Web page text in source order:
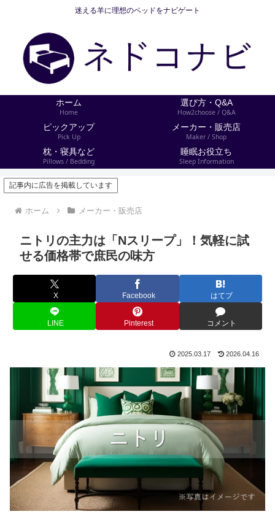
迷える羊に理想のベッドをナビゲート
ホーム
Home
選び方・Q&A
How2choose / Q&A
ピックアップ
Pick Up
メーカー・販売店
Maker / Shop
枕・寝具など
Pillows / Bedding
睡眠お役立ち
Sleep Information
記事内に広告を掲載しています
ホーム メーカー・販売店
ニトリの主力は「Nスリープ」！気軽に試
せる価格帯で庶民の味方
X Facebook はてブ
LINE Pinterest コメント
2025.03.17 2026.04.16